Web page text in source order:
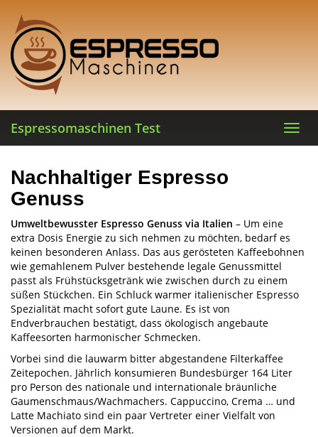
main
content
Espressomaschinen Test
Nachhaltiger Espresso
Genuss
Umweltbewusster Espresso Genuss via Italien – Um eine
extra Dosis Energie zu sich nehmen zu möchten, bedarf es
keinen besonderen Anlass. Das aus gerösteten Kaffeebohnen
wie gemahlenem Pulver bestehende legale Genussmittel
passt als Frühstücksgetränk wie zwischen durch zu einem
süßen Stückchen. Ein Schluck warmer italienischer Espresso
Spezialität macht sofort gute Laune. Es ist von
Endverbrauchen bestätigt, dass ökologisch angebaute
Kaffeesorten harmonischer Schmecken.
Vorbei sind die lauwarm bitter abgestandene Filterkaffee
Zeitepochen. Jährlich konsumieren Bundesbürger 164 Liter
pro Person des nationale und internationale bräunliche
Gaumenschmaus/Wachmachers. Cappuccino, Crema … und
Latte Machiato sind ein paar Vertreter einer Vielfalt von
Versionen auf dem Markt.